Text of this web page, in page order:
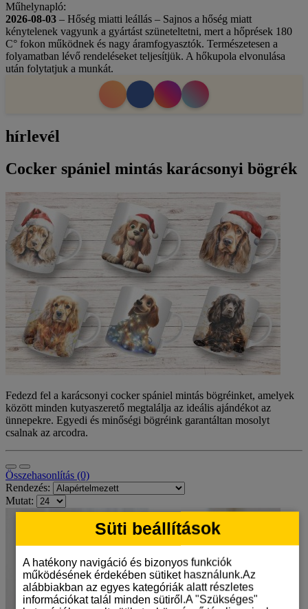
Műhelynapló:
2026-08-03 – Hőség miatti leállás – Sajnos a hőség miatt
kénytelenek vagyunk a gyártást szüneteltetni, mert a hőprések 180
C° fokon működnek és nagy áramfogyasztók. Természetesen a
folyamatban lévő rendeléseket teljesítjük. A hőkupola elvonulása
után folytatjuk a munkát.
hírlevél
Cocker spániel mintás karácsonyi bögrék
Fedezd fel a karácsonyi cocker spániel mintás bögréinket, amelyek
között minden kutyaszerető megtalálja az ideális ajándékot az
ünnepekre. Egyedi és minőségi bögréink garantáltan mosolyt
csalnak az arcodra.
Összehasonlítás (0)
Rendezés:
Mutat:
Süti beállítások
A hatékony navigáció és bizonyos funkciók
működésének érdekében sütiket használunk.Az
alábbiakban az egyes kategóriák alatt részletes
információkat talál minden sütiről.A "Szükséges"